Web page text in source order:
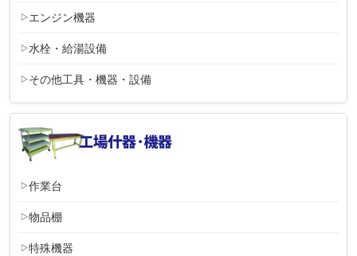
エンジン機器
水栓・給湯設備
その他工具・機器・設備
作業台
物品棚
特殊機器